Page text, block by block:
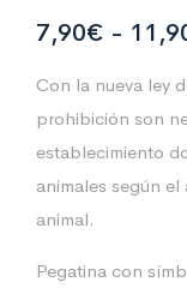
7,90€ -
Con la nueva ley
prohibición son
establecimiento
animales según
animal.
Pegatina con